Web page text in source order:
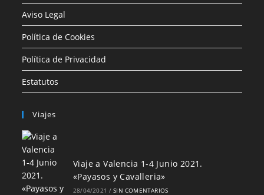
Aviso Legal
Política de Cookies
Política de Privacidad
Estatutos
Viajes
Viaje a Valencia 1-4 Junio 2021.
«Payasos y Cavalleria»
28/04/2021 / SIN COMENTARIOS